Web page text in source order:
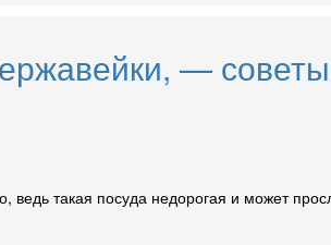
—
такая посуда недорогая и может